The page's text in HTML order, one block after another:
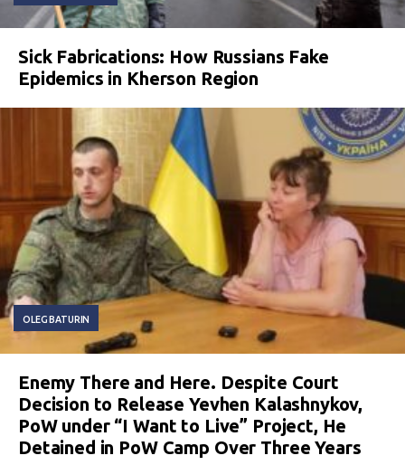
Sick Fabrications: How Russians Fake
Epidemics in Kherson Region
OLEG BATURIN
Enemy There and Here. Despite Court
Decision to Release Yevhen Kalashnykov,
PoW under “I Want to Live” Project, He
Detained in PoW Camp Over Three Years